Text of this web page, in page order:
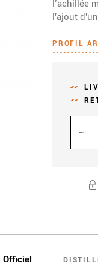
l’achillée
l'ajout
PROFIL
Officiel